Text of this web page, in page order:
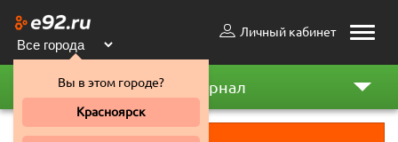
Toggle
Личный кабинет
Вы в этом городе?
Красноярск
Автожурнал